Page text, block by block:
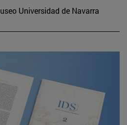
Universidad de Navarra